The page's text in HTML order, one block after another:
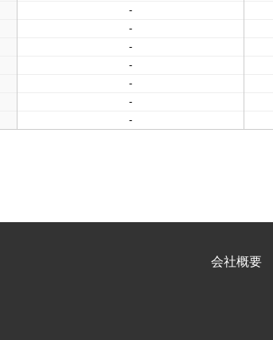
-
-
-
-
-
-
-
会社概要